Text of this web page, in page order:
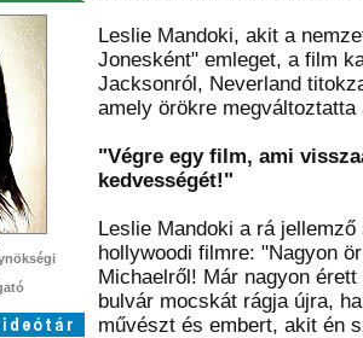
Leslie Mandoki, akit a
Jonesként" emleget, a film
Jacksonról, Neverland
amely örökre megváltoztatta
"Végre egy film, ami
kedvességét!"
Leslie Mandoki a rá
hollywoodi filmre: "Nagyon
Michaelről! Már nagyon
bulvár mocskát rágja újra,
művészt és embert, akit én